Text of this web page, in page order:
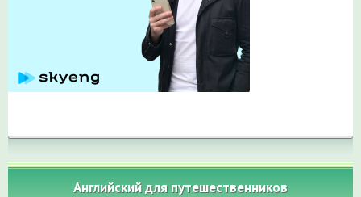
Английский для путешественников